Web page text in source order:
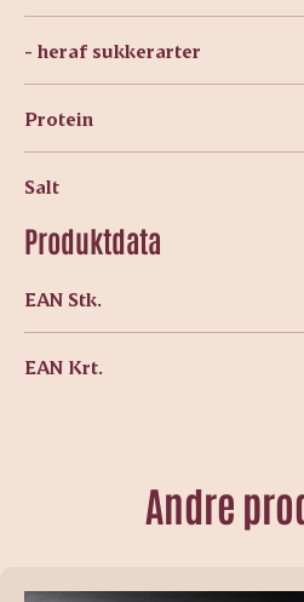
- heraf sukkerarter
Protein
Salt
Produktdata
EAN Stk.
EAN Krt.
Andre